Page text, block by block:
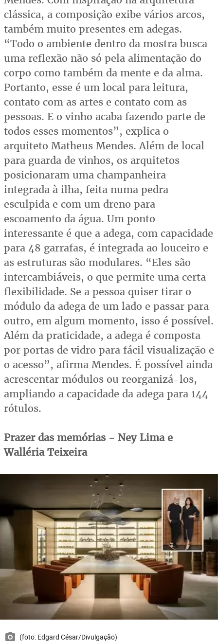
clássica, a composição exibe vários arcos,
também muito presentes em adegas.
“Todo o ambiente dentro da mostra busca
uma reflexão não só pela alimentação do
corpo como também da mente e da alma.
Portanto, esse é um local para leitura,
contato com as artes e contato com as
pessoas. E o vinho acaba fazendo parte de
todos esses momentos”, explica o
arquiteto Matheus Mendes. Além de local
para guarda de vinhos, os arquitetos
posicionaram uma champanheira
integrada à ilha, feita numa pedra
esculpida e com um dreno para
escoamento da água. Um ponto
interessante é que a adega, com capacidade
para 48 garrafas, é integrada ao louceiro e
as estruturas são modulares. “Eles são
intercambiáveis, o que permite uma certa
flexibilidade. Se a pessoa quiser tirar o
módulo da adega de um lado e passar para
outro, em algum momento, isso é possível.
Além da praticidade, a adega é composta
por portas de vidro para fácil visualização e
o acesso”, afirma Mendes. É possível ainda
acrescentar módulos ou reorganizá-los,
ampliando a capacidade da adega para 144
rótulos.
Prazer das memórias - Ney Lima e
Walléria Teixeira
(foto: Edgard César/Divulgação)